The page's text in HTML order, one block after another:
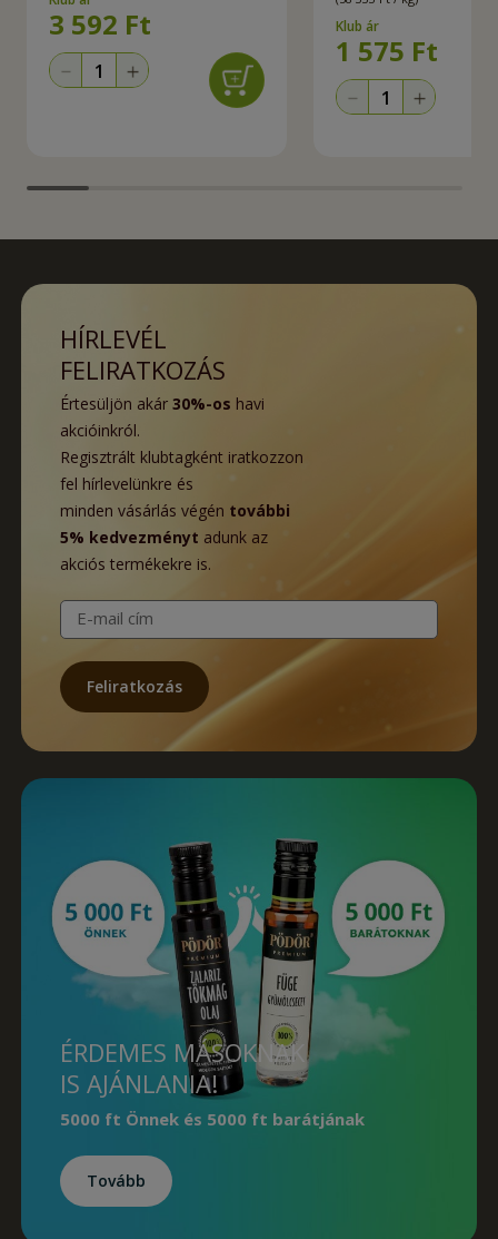
3 592 Ft Klub ár
1 575 Ft
HÍRLEVÉL
FELIRATKOZÁS
Értesüljön akár 30%-os havi
akcióinkról.
Regisztrált klubtagként iratkozzon
fel hírlevelünkre és
minden vásárlás végén további
5% kedvezményt adunk az
akciós termékekre is.
E-mail cím
Feliratkozás
ÉRDEMES MÁSOKNAK
IS AJÁNLANIA!
5000 ft Önnek és 5000 ft barátjának
Tovább